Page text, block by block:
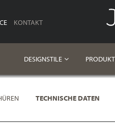
KONTAKT
DESIGNSTILE
TECHNISCHE DATEN